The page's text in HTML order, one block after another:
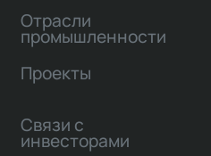
Отрасли
промышленности
Проекты
Связи с
инвесторами